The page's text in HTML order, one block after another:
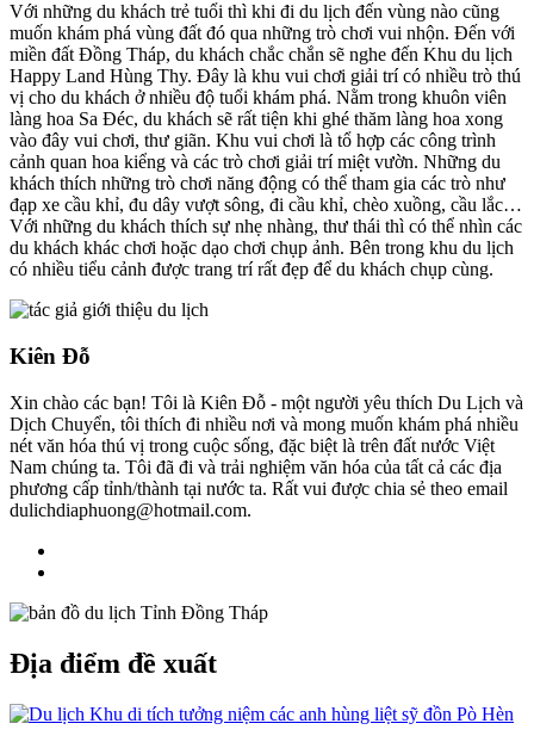
Với những du khách trẻ tuổi thì khi đi du lịch đến vùng nào cũng
muốn khám phá vùng đất đó qua những trò chơi vui nhộn. Đến với
miền đất Đồng Tháp, du khách chắc chắn sẽ nghe đến Khu du lịch
Happy Land Hùng Thy. Đây là khu vui chơi giải trí có nhiều trò thú
vị cho du khách ở nhiều độ tuổi khám phá. Nằm trong khuôn viên
làng hoa Sa Đéc, du khách sẽ rất tiện khi ghé thăm làng hoa xong
vào đây vui chơi, thư giãn. Khu vui chơi là tổ hợp các công trình
cảnh quan hoa kiểng và các trò chơi giải trí miệt vườn. Những du
khách thích những trò chơi năng động có thể tham gia các trò như
đạp xe cầu khỉ, đu dây vượt sông, đi cầu khỉ, chèo xuồng, cầu lắc…
Với những du khách thích sự nhẹ nhàng, thư thái thì có thể nhìn các
du khách khác chơi hoặc dạo chơi chụp ảnh. Bên trong khu du lịch
có nhiều tiểu cảnh được trang trí rất đẹp để du khách chụp cùng.
Kiên Đỗ
Xin chào các bạn! Tôi là Kiên Đỗ - một người yêu thích Du Lịch và
Dịch Chuyển, tôi thích đi nhiều nơi và mong muốn khám phá nhiều
nét văn hóa thú vị trong cuộc sống, đặc biệt là trên đất nước Việt
Nam chúng ta. Tôi đã đi và trải nghiệm văn hóa của tất cả các địa
phương cấp tỉnh/thành tại nước ta. Rất vui được chia sẻ theo email
dulichdiaphuong@hotmail.com.
Địa điểm đề xuất